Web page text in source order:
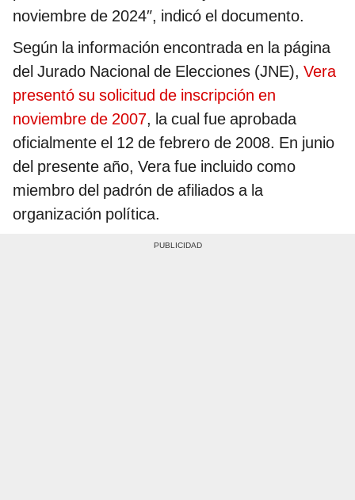
noviembre de 2024″, indicó el documento.
Según la información encontrada en la página
del Jurado Nacional de Elecciones (JNE), Vera
presentó su solicitud de inscripción en
noviembre de 2007, la cual fue aprobada
oficialmente el 12 de febrero de 2008. En junio
del presente año, Vera fue incluido como
miembro del padrón de afiliados a la
organización política.